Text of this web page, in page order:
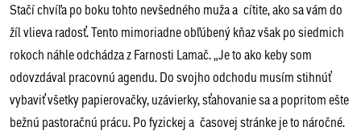
Stačí chvíľa po boku tohto nevšedného muža a cítite, ako sa vám do
žíl vlieva radosť. Tento mimoriadne obľúbený kňaz však po siedmich
rokoch náhle odchádza z Farnosti Lamač. „Je to ako keby som
odovzdával pracovnú agendu. Do svojho odchodu musím stihnúť
vybaviť všetky papierovačky, uzávierky, sťahovanie sa a popritom ešte
bežnú pastoračnú prácu. Po fyzickej a časovej stránke je to náročné.